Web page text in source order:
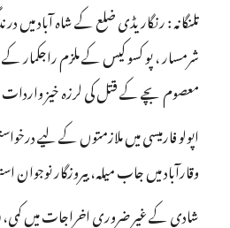
تلنگانہ : رنگاریڈی ضلع کے شاہ آباد میں
معصوم بچے کے قتل کی لرزہ خیز واردات
وقارآباد میں جاب میلہ، بیروزگار نوجوان